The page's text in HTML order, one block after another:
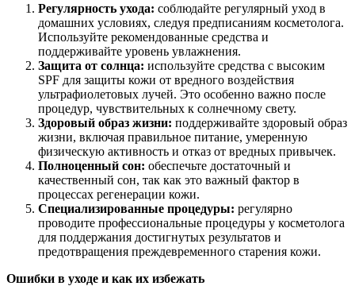
Регулярность ухода: соблюдайте регулярный уход в
домашних условиях, следуя предписаниям косметолога.
Используйте рекомендованные средства и
поддерживайте уровень увлажнения.
Защита от солнца: используйте средства с высоким
SPF для защиты кожи от вредного воздействия
ультрафиолетовых лучей. Это особенно важно после
процедур, чувствительных к солнечному свету.
Здоровый образ жизни: поддерживайте здоровый образ
жизни, включая правильное питание, умеренную
физическую активность и отказ от вредных привычек.
Полноценный сон: обеспечьте достаточный и
качественный сон, так как это важный фактор в
процессах регенерации кожи.
Специализированные процедуры: регулярно
проводите профессиональные процедуры у косметолога
для поддержания достигнутых результатов и
предотвращения преждевременного старения кожи.
Ошибки в уходе и как их избежать